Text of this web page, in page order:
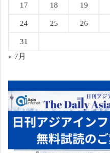
17 18 19
24 25 26
31
« 7月